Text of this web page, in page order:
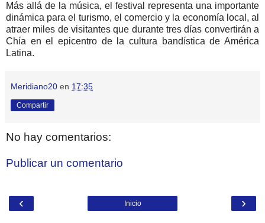
Más allá de la música, el festival representa una importante
dinámica para el turismo, el comercio y la economía local, al
atraer miles de visitantes que durante tres días convertirán a
Chía en el epicentro de la cultura bandística de América
Latina.
Meridiano20 en 17:35
Compartir
No hay comentarios:
Publicar un comentario
‹ ›
Inicio